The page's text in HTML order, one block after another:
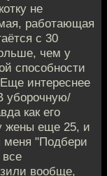
не
работающая
с 30
чем у
способности
интереснее
уборочную/
как его
жены еще 25, и
меня "Подбери
вообще,